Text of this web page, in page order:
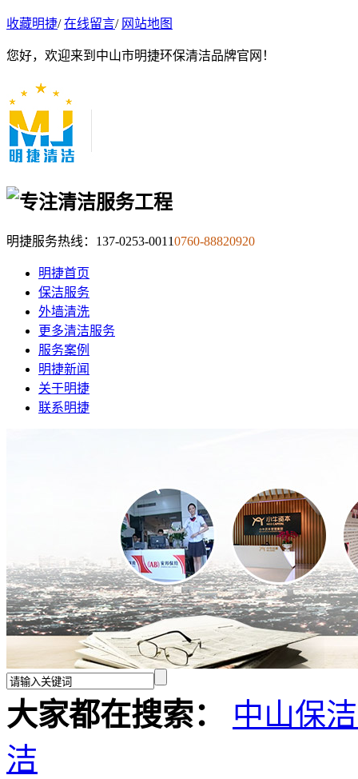
收藏明捷/在线留言/ 网站地图
您好，欢迎来到中山市明捷环保清洁品牌官网！
明捷服务热线： 137-0253-00110760-88820920
明捷首页
保洁服务
外墙清洗
更多清洁服务
服务案例
明捷新闻
关于明捷
联系明捷
大家都在搜索：
中山保
洁